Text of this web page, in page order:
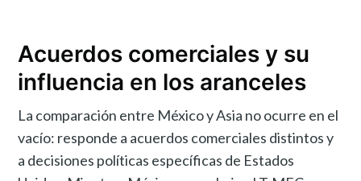
Acuerdos comerciales y su
influencia en los aranceles
La comparación entre México y Asia no ocurre en el
vacío: responde a acuerdos comerciales distintos y
a decisiones políticas específicas de Estados